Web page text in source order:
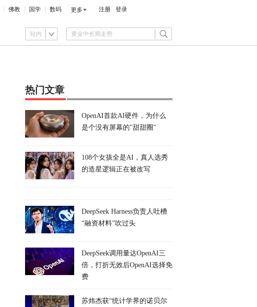
佛教 国学 数码 更多 注册 登录
站内
热门文章
OpenAI首款AI硬件，为什么
是个没有屏幕的"甜甜圈"
108个女孩全是AI，真人选秀
的造星逻辑正在被改写
DeepSeek Harness负责人吐槽
“融资材料”吹过头
DeepSeek调用量达OpenAI三
倍，打折无效后OpenAI选择免
费
苏炜杰获“统计学界的诺贝尔